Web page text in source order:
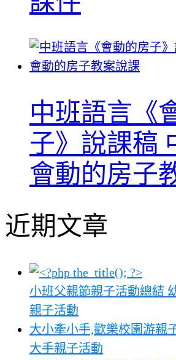
中班語言《
子》說課稿
會動的房子
近期文章
小班父親節親子活動總結
親子活動
大小牽小手,歡樂校園游親
大手親子活動